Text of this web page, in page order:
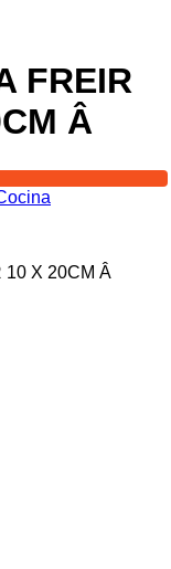
FREIR
Â
10 X 20CM Â